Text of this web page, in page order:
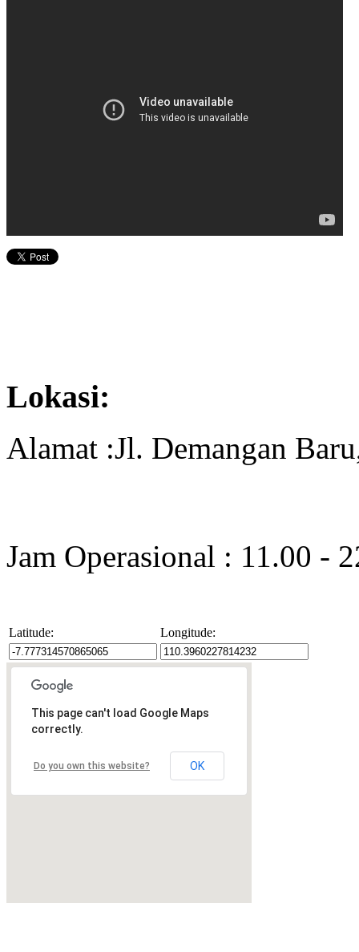
Lokasi:
Alamat :Jl. Demangan
Jam Operasional : 11.00 -
Latitude: Longitude:
This page can't load Google Maps
correctly.
Do you own this website? OK